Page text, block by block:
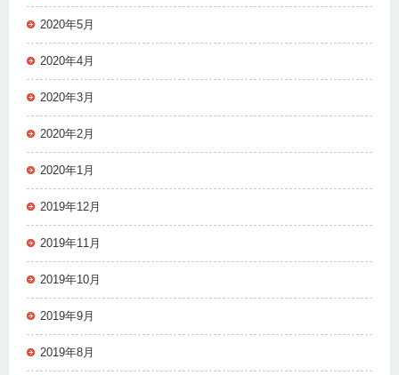
2020年5月
2020年4月
2020年3月
2020年2月
2020年1月
2019年12月
2019年11月
2019年10月
2019年9月
2019年8月